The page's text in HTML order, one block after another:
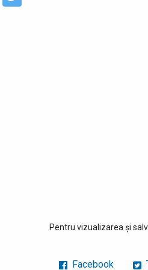
Pentru vizualizarea și
Facebook